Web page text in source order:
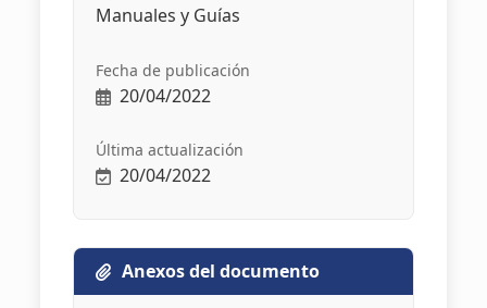
Manuales y Guías
Fecha de publicación
20/04/2022
Última actualización
20/04/2022
Anexos del documento